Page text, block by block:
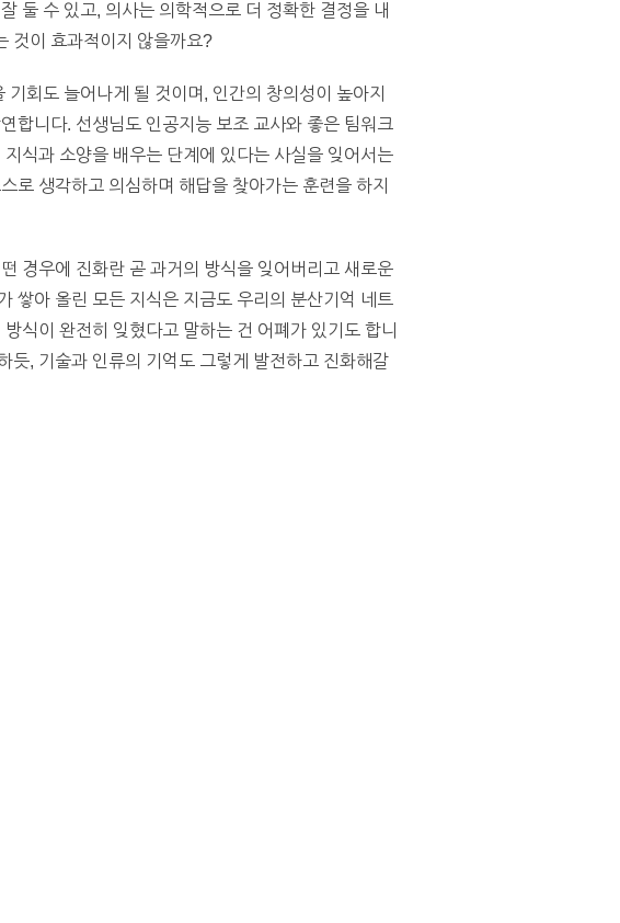
둘 수 있고, 의사는 의학적으로 더 정확한 결정을 내
것이 효과적이지 않을까요?
회도 늘어나게 될 것이며, 인간의 창의성이 높아지
합니다. 선생님도 인공지능 보조 교사와 좋은 팀워크
식과 소양을 배우는 단계에 있다는 사실을 잊어서는
로 생각하고 의심하며 해답을 찾아가는 훈련을 하지
경우에 진화란 곧 과거의 방식을 잊어버리고 새로운
쌓아 올린 모든 지식은 지금도 우리의 분산기억 네트
식이 완전히 잊혔다고 말하는 건 어폐가 있기도 합니
듯, 기술과 인류의 기억도 그렇게 발전하고 진화해갈